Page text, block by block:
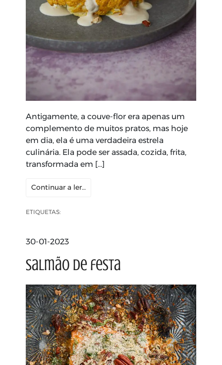
Antigamente, a couve-flor era apenas um
complemento de muitos pratos, mas hoje
em dia, ela é uma verdadeira estrela
culinária. Ela pode ser assada, cozida, frita,
transformada em […]
Continuar a ler…
ETIQUETAS:
30-01-2023
Salmão de festa